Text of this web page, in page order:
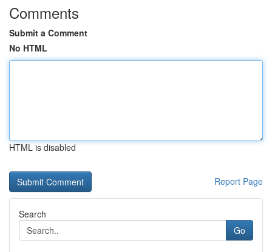
Comments
Submit a Comment
No HTML
HTML is disabled
Report Page
Search
Go